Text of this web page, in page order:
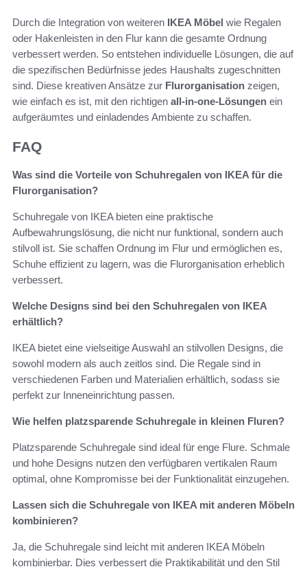
Durch die Integration von weiteren IKEA Möbel wie Regalen
oder Hakenleisten in den Flur kann die gesamte Ordnung
verbessert werden. So entstehen individuelle Lösungen, die auf
die spezifischen Bedürfnisse jedes Haushalts zugeschnitten
sind. Diese kreativen Ansätze zur Flurorganisation zeigen,
wie einfach es ist, mit den richtigen all-in-one-Lösungen ein
aufgeräumtes und einladendes Ambiente zu schaffen.
FAQ
Was sind die Vorteile von Schuhregalen von IKEA für die
Flurorganisation?
Schuhregale von IKEA bieten eine praktische
Aufbewahrungslösung, die nicht nur funktional, sondern auch
stilvoll ist. Sie schaffen Ordnung im Flur und ermöglichen es,
Schuhe effizient zu lagern, was die Flurorganisation erheblich
verbessert.
Welche Designs sind bei den Schuhregalen von IKEA
erhältlich?
IKEA bietet eine vielseitige Auswahl an stilvollen Designs, die
sowohl modern als auch zeitlos sind. Die Regale sind in
verschiedenen Farben und Materialien erhältlich, sodass sie
perfekt zur Inneneinrichtung passen.
Wie helfen platzsparende Schuhregale in kleinen Fluren?
Platzsparende Schuhregale sind ideal für enge Flure. Schmale
und hohe Designs nutzen den verfügbaren vertikalen Raum
optimal, ohne Kompromisse bei der Funktionalität einzugehen.
Lassen sich die Schuhregale von IKEA mit anderen Möbeln
kombinieren?
Ja, die Schuhregale sind leicht mit anderen IKEA Möbeln
kombinierbar. Dies verbessert die Praktikabilität und den Stil